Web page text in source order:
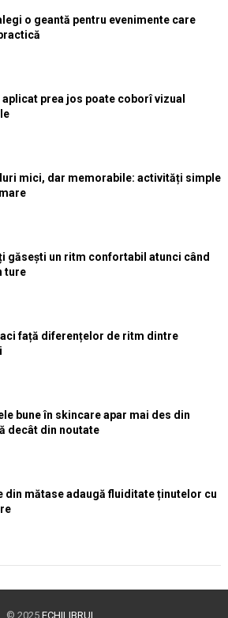
o geantă pentru evenimente care
prea jos poate coborî vizual
mici, dar memorabile: activități simple
găsești un ritm confortabil atunci când
ture
față diferențelor de ritm dintre
bune în skincare apar mai des din
decât din noutate
din mătase adaugă fluiditate ținutelor cu
© 2025 ECHILIBRUL